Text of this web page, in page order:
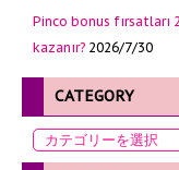
Pinco bonus fırsatları
kazanır? 2026/7/30
CATEGORY